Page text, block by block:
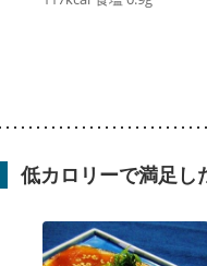
低カロリーで満足し